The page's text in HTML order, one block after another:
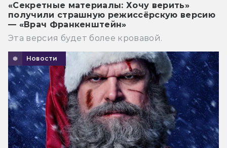
«Секретные материалы: Хочу верить»
получили страшную режиссёрскую версию
— «Врач Франкенштейн»
Эта версия будет более кровавой.
Новости